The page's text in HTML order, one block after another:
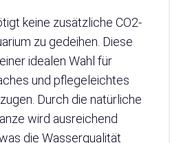
keine zusätzliche CO2-
zu gedeihen. Diese
idealen Wahl für
und pflegeleichtes
Durch die natürliche
wird ausreichend
die Wasserqualität